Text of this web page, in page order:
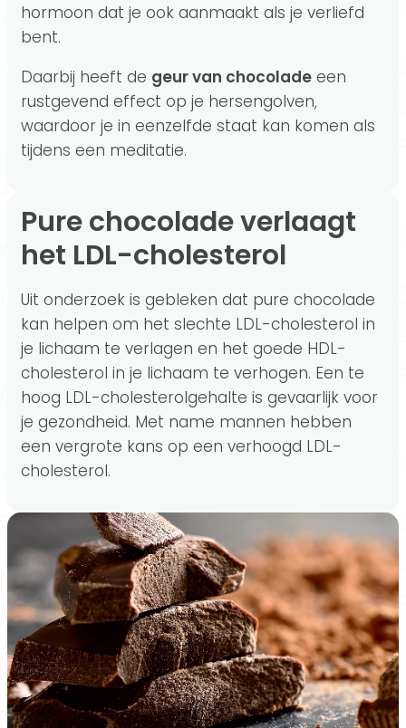
hormoon dat je ook aanmaakt als je verliefd
bent.
Daarbij heeft de geur van chocolade een
rustgevend effect op je hersengolven,
waardoor je in eenzelfde staat kan komen als
tijdens een meditatie.
Pure chocolade verlaagt
het LDL-cholesterol
Uit onderzoek is gebleken dat pure chocolade
kan helpen om het slechte LDL-cholesterol in
je lichaam te verlagen en het goede HDL-
cholesterol in je lichaam te verhogen. Een te
hoog LDL-cholesterolgehalte is gevaarlijk voor
je gezondheid. Met name mannen hebben
een vergrote kans op een verhoogd LDL-
cholesterol.